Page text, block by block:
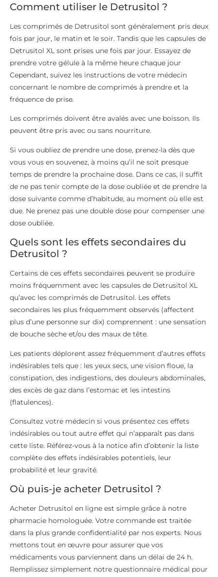
Comment utiliser le Detrusitol ?
Les comprimés de Detrusitol sont généralement pris deux
fois par jour, le matin et le soir. Tandis que les capsules de
Detrusitol XL sont prises une fois par jour. Essayez de
prendre votre gélule à la même heure chaque jour
Cependant, suivez les instructions de votre médecin
concernant le nombre de comprimés à prendre et la
fréquence de prise.
Les comprimés doivent être avalés avec une boisson. Ils
peuvent être pris avec ou sans nourriture.
Si vous oubliez de prendre une dose, prenez-la dès que
vous vous en souvenez, à moins qu’il ne soit presque
temps de prendre la prochaine dose. Dans ce cas, il suffit
de ne pas tenir compte de la dose oubliée et de prendre la
dose suivante comme d’habitude, au moment où elle est
due. Ne prenez pas une double dose pour compenser une
dose oubliée.
Quels sont les effets secondaires du
Detrusitol ?
Certains de ces effets secondaires peuvent se produire
moins fréquemment avec les capsules de Detrusitol XL
qu’avec les comprimés de Detrusitol. Les effets
secondaires les plus fréquemment observés (affectent
plus d’une personne sur dix) comprennent : une sensation
de bouche sèche et/ou des maux de tête.
Les patients déplorent assez fréquemment d’autres effets
indésirables tels que : les yeux secs, une vision floue, la
constipation, des indigestions, des douleurs abdominales,
des excès de gaz dans l’estomac et les intestins
(flatulences).
Consultez votre médecin si vous présentez ces effets
indésirables ou tout autre effet qui n’apparaît pas dans
cette liste. Référez-vous à la notice afin d’obtenir la liste
complète des effets indésirables potentiels, leur
probabilité et leur gravité.
Où puis-je acheter Detrusitol ?
Acheter Detrusitol en ligne est simple grâce à notre
pharmacie homologuée. Votre commande est traitée
dans la plus grande confidentialité par nos experts. Nous
mettons tout en œuvre pour assurer que vos
médicaments vous parviennent dans un délai de 24 h.
Remplissez simplement notre questionnaire médical pour